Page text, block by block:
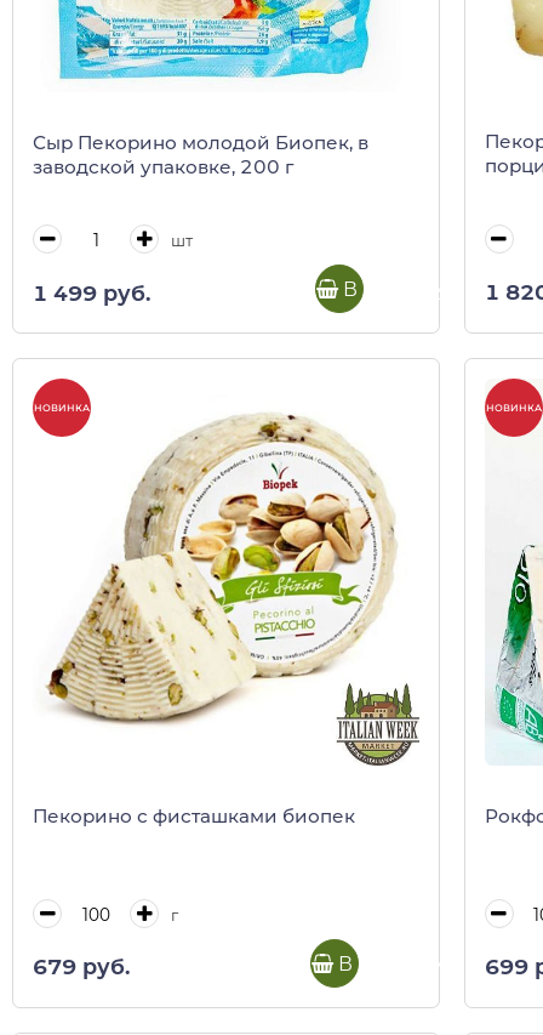
Сыр Пекорино молодой Биопек, в
заводской упаковке, 200 г
шт
1 499 руб. В корзину 1
НОВИНКА
Пекорино с фисташками биопек
г
679 руб. В корзину
НОВИНКА
699